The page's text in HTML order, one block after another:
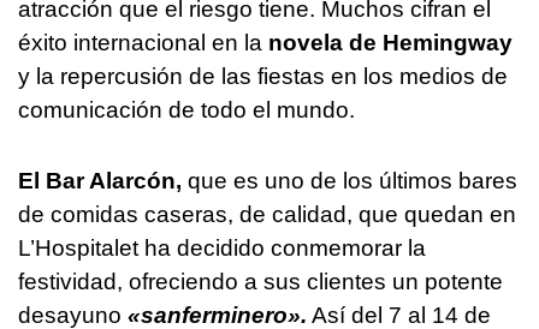
atracción que el riesgo tiene. Muchos cifran el
éxito internacional en la novela de Hemingway
y la repercusión de las fiestas en los medios de
comunicación de todo el mundo.
El Bar Alarcón, que es uno de los últimos bares
de comidas caseras, de calidad, que quedan en
L’Hospitalet ha decidido conmemorar la
festividad, ofreciendo a sus clientes un potente
desayuno «sanferminero». Así del 7 al 14 de